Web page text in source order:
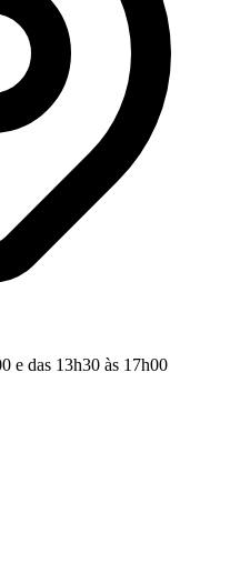
e das 13h30 às 17h00